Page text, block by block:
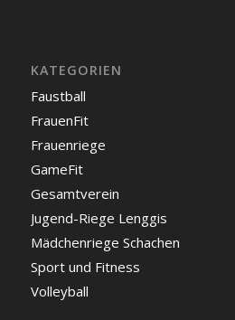
KATEGORIEN
Faustball
FrauenFit
Frauenriege
GameFit
Gesamtverein
Jugend-Riege Lenggis
Mädchenriege Schachen
Sport und Fitness
Volleyball